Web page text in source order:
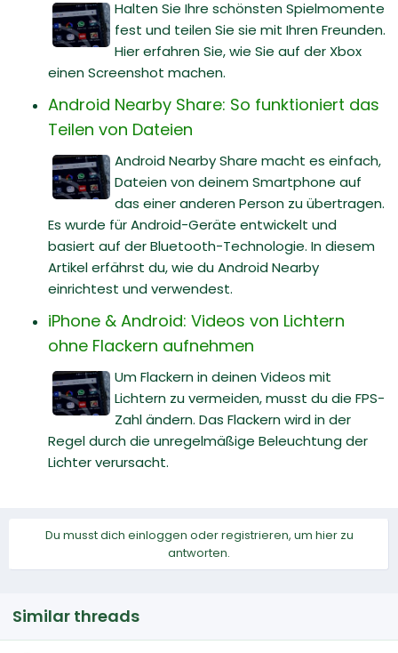
Halten Sie Ihre schönsten Spielmomente
fest und teilen Sie sie mit Ihren Freunden.
Hier erfahren Sie, wie Sie auf der Xbox
einen Screenshot machen.
Android Nearby Share: So funktioniert das
Teilen von Dateien
Android Nearby Share macht es einfach,
Dateien von deinem Smartphone auf
das einer anderen Person zu übertragen.
Es wurde für Android-Geräte entwickelt und
basiert auf der Bluetooth-Technologie. In diesem
Artikel erfährst du, wie du Android Nearby
einrichtest und verwendest.
iPhone & Android: Videos von Lichtern
ohne Flackern aufnehmen
Um Flackern in deinen Videos mit
Lichtern zu vermeiden, musst du die FPS-
Zahl ändern. Das Flackern wird in der
Regel durch die unregelmäßige Beleuchtung der
Lichter verursacht.
Du musst dich einloggen oder registrieren, um hier zu
antworten.
Similar threads